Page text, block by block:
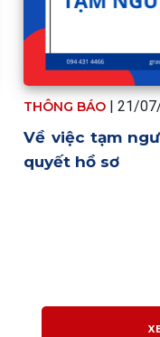
THÔNG BÁO | 21/
Về việc tạm
quyết hồ sơ